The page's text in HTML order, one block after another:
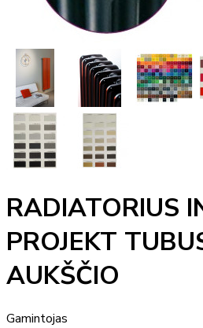
RADIATORIUS
PROJEKT
AUKŠČIO
Gamintojas